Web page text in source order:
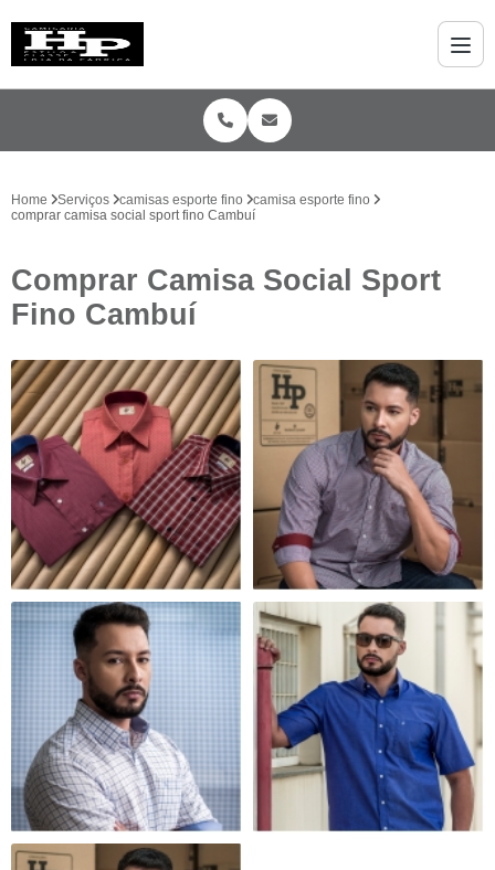
Home Serviços camisas esporte fino
camisa esporte fino
comprar camisa social sport fino Cambuí
Comprar Camisa Social Sport
Fino Cambuí